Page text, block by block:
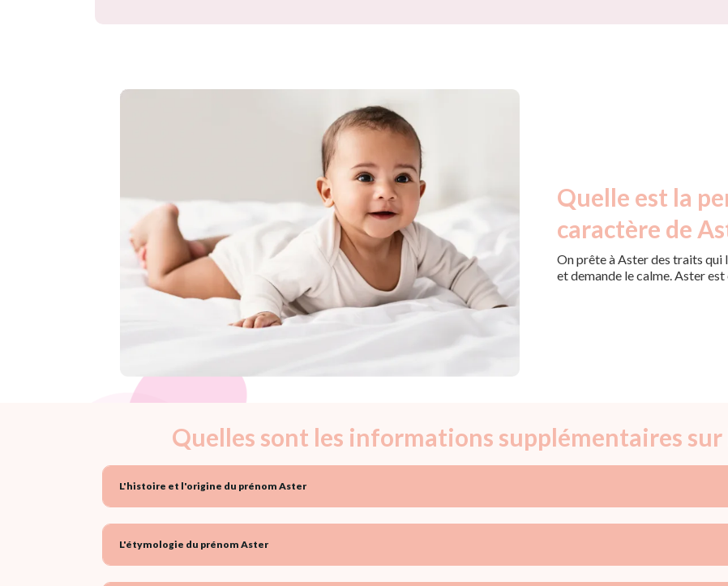
Quelle est la
caractère de
On prête à Aster des traits qui
et demande le calme. Aster
Quelles sont les informations supplémentaires sur
L'histoire et l'origine du prénom Aster
L'étymologie du prénom Aster